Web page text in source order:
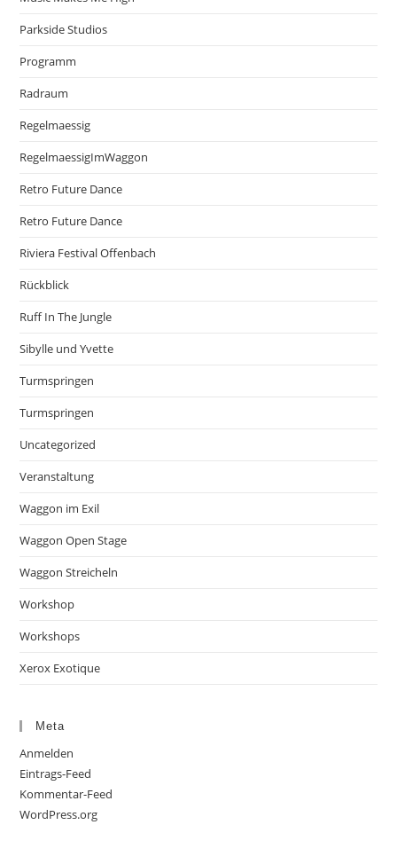
Parkside Studios
Programm
Radraum
Regelmaessig
RegelmaessigImWaggon
Retro Future Dance
Retro Future Dance
Riviera Festival Offenbach
Rückblick
Ruff In The Jungle
Sibylle und Yvette
Turmspringen
Turmspringen
Uncategorized
Veranstaltung
Waggon im Exil
Waggon Open Stage
Waggon Streicheln
Workshop
Workshops
Xerox Exotique
Meta
Anmelden
Eintrags-Feed
Kommentar-Feed
WordPress.org